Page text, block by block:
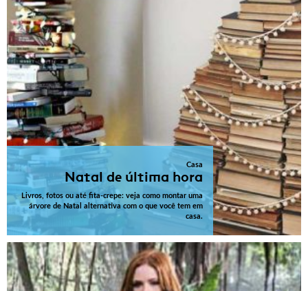
Casa
Natal de última hora
Livros, fotos ou até fita-crepe: veja como montar uma
árvore de Natal alternativa com o que você tem em
casa.